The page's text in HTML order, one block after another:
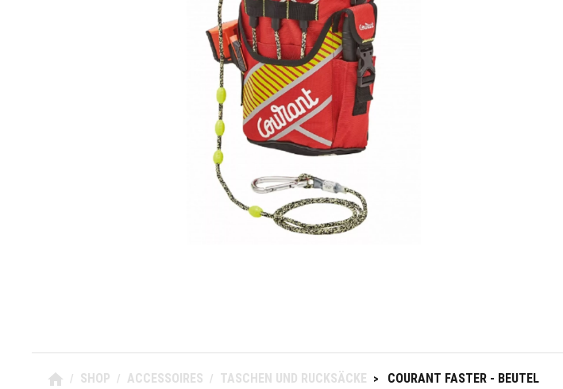
/ SHOP / ACCESSOIRES / TASCHEN UND RUCKSÄCKE > COURANT FASTER - BEUTEL